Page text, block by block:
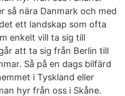
så nära Danmark och med
ett landskap som ofta
enkelt vill ta sig till
att ta sig från Berlin till
Så på en dags bilfärd
i Tyskland eller
hyr från oss i Skåne.